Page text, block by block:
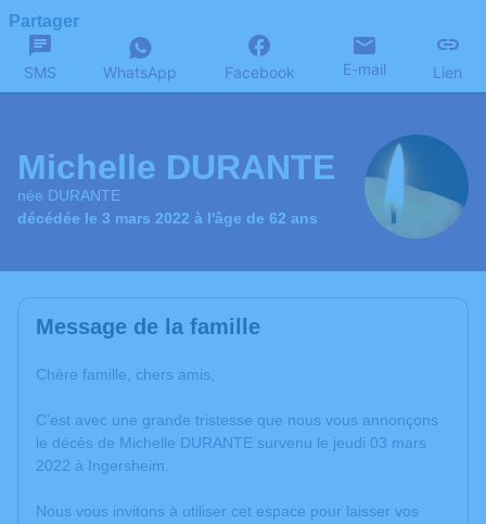
Partager
SMS WhatsApp Facebook E-mail Lien
Michelle DURANTE
née DURANTE
décédée le 3 mars 2022 à l'âge de 62 ans
Message de la famille
Chère famille, chers amis,
C’est avec une grande tristesse que nous vous annonçons
le décès de Michelle DURANTE survenu le jeudi 03 mars
2022 à Ingersheim.
Nous vous invitons à utiliser cet espace pour laisser vos